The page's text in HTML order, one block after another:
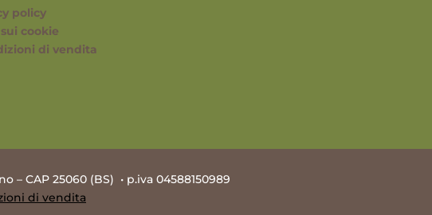
policy
cookie
di vendita
CAP 25060 (BS) • p.iva 04588150989
di vendita